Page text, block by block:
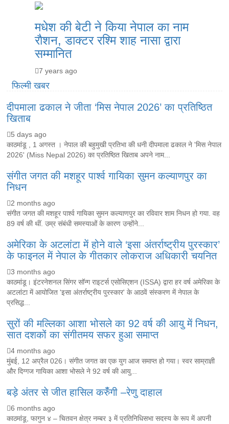
मधेश की बेटी ने किया नेपाल का नाम
राैशन, डाक्टर रश्मि शाह नासा द्वारा
सम्मानित
7 years ago
फिल्मी खबर
दीपमाला ढकाल ने जीता ‘मिस नेपाल 2026’ का प्रतिष्ठित
खिताब
5 days ago
काठमांडू , 1 अगस्त । नेपाल की बहुमुखी प्रतिभा की धनी दीपमाला ढकाल ने 'मिस नेपाल
2026' (Miss Nepal 2026) का प्रतिष्ठित खिताब अपने नाम...
संगीत जगत की मशहूर पार्श्व गायिका सुमन कल्याणपुर का
निधन
2 months ago
संगीत जगत की मशहूर पार्श्व गायिका सुमन कल्याणपुर का रविवार शाम निधन हो गया. वह
89 वर्ष की थीं. उम्र संबंधी समस्याओं के कारण उन्होंने...
अमेरिका के अटलांटा में होने वाले ‘इसा अंतर्राष्ट्रीय पुरस्कार’
के फाइनल में नेपाल के गीतकार लोकराज अधिकारी चयनित
3 months ago
काठमांडू। इंटरनेशनल सिंगर सॉन्ग राइटर्स एसोसिएशन (ISSA) द्वारा हर वर्ष अमेरिका के
अटलांटा में आयोजित 'इसा अंतर्राष्ट्रीय पुरस्कार' के आठवें संस्करण में नेपाल के
प्रसिद्ध...
सुरों की मल्लिका आशा भोसले का 92 वर्ष की आयु में निधन,
सात दशकों का संगीतमय सफर हुआ समाप्त
4 months ago
मुंबई, 12 अप्रैल 026। संगीत जगत का एक युग आज समाप्त हो गया। स्वर साम्राज्ञी
और दिग्गज गायिका आशा भोसले ने 92 वर्ष की आयु...
बड़े अंतर से जीत हासिल करुँंगी –रेणु दाहाल
6 months ago
काठमांडू, फागुन ४ – चितवन क्षेत्र नम्बर ३ में प्रतिनिधिसभा सदस्य के रूप में अपनी